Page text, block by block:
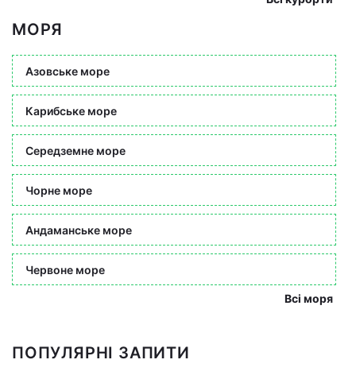
МОРЯ
Азовське море
Карибське море
Середземне море
Чорне море
Андаманське море
Червоне море
Всі моря
ПОПУЛЯРНІ ЗАПИТИ